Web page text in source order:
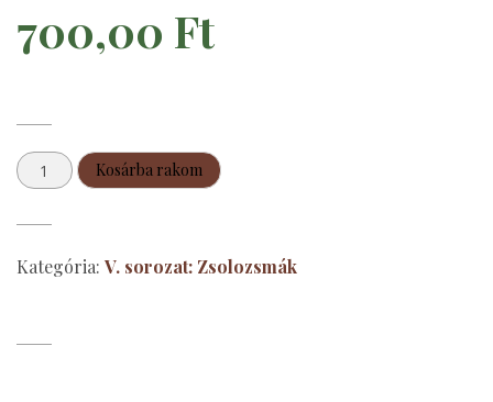
700,00 Ft
Ádvent
első
vasárnapjának
zsolozsmája
Kosárba rakom
Kategória: V. sorozat: Zsolozsmák